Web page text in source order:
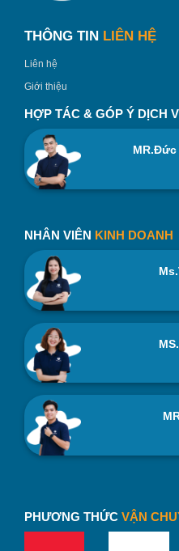
THÔNG TIN LIÊN HỆ
Liên hệ
Giới thiệu
HỢP TÁC & GÓP Ý DỊCH
MR.Đức
NHÂN VIÊN KINH DOANH
PHƯƠNG THỨC VẬN